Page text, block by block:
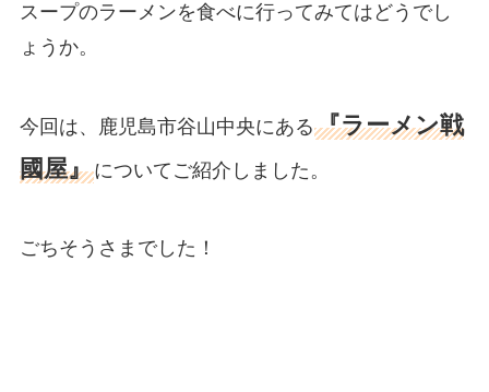
スープのラーメンを食べに行ってみてはどうでし
ょうか。
今回は、鹿児島市谷山中央にある『ラーメン戦
國屋』についてご紹介しました。
ごちそうさまでした！